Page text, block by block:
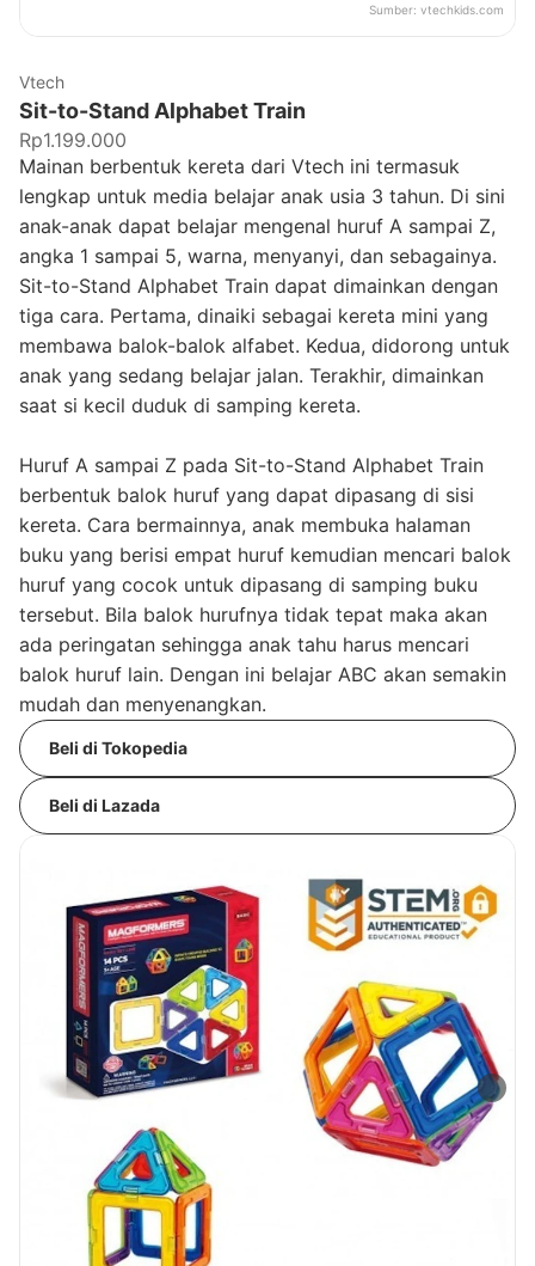
Sumber: vtechkids.com
Vtech
Sit-to-Stand Alphabet Train
Rp1.199.000
Mainan berbentuk kereta dari Vtech ini termasuk
lengkap untuk media belajar anak usia 3 tahun. Di sini
anak-anak dapat belajar mengenal huruf A sampai Z,
angka 1 sampai 5, warna, menyanyi, dan sebagainya.
Sit-to-Stand Alphabet Train dapat dimainkan dengan
tiga cara. Pertama, dinaiki sebagai kereta mini yang
membawa balok-balok alfabet. Kedua, didorong untuk
anak yang sedang belajar jalan. Terakhir, dimainkan
saat si kecil duduk di samping kereta.
Huruf A sampai Z pada Sit-to-Stand Alphabet Train
berbentuk balok huruf yang dapat dipasang di sisi
kereta. Cara bermainnya, anak membuka halaman
buku yang berisi empat huruf kemudian mencari balok
huruf yang cocok untuk dipasang di samping buku
tersebut. Bila balok hurufnya tidak tepat maka akan
ada peringatan sehingga anak tahu harus mencari
balok huruf lain. Dengan ini belajar ABC akan semakin
mudah dan menyenangkan.
Beli di Tokopedia
Beli di Lazada